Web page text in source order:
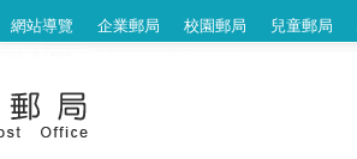
網站導覽 企業郵局 校園郵局 兒童郵局